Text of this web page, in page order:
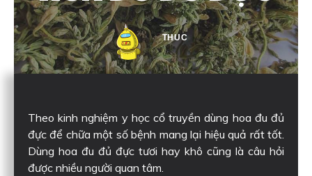
THUC
Theo kinh nghiệm y học cổ truyền dùng hoa đu đủ
đực để chữa một số bệnh mang lại hiệu quả rất tốt.
Dùng hoa đu đủ đực tươi hay khô cũng là câu hỏi
được nhiều người quan tâm.